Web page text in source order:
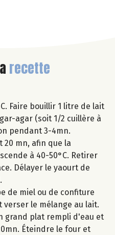
recette
Faire bouillir 1 litre de lait
agar (soit 1/2 cuillère à
pendant 3-4mn.
mn, afin que la
à 40-50°C. Retirer
Délayer le yaourt de
de miel ou de confiture
le mélange au lait.
grand plat rempli d'eau et
Éteindre le four et